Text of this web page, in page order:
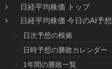
日経平均株価 トップ
日経平均株価 今日のAI予想
日次予想の根拠
日時予想の勝敗カレンダー
1年間の勝敗一覧